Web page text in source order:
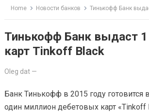
Home Новости банков Тинькофф Банк выдаст 1
Тинькофф Банк выдаст
карт Tinkoff Black
Oleg dat—
Банк Тинькофф в 2015 году готовится
один миллион дебетовых карт «Tinkoff